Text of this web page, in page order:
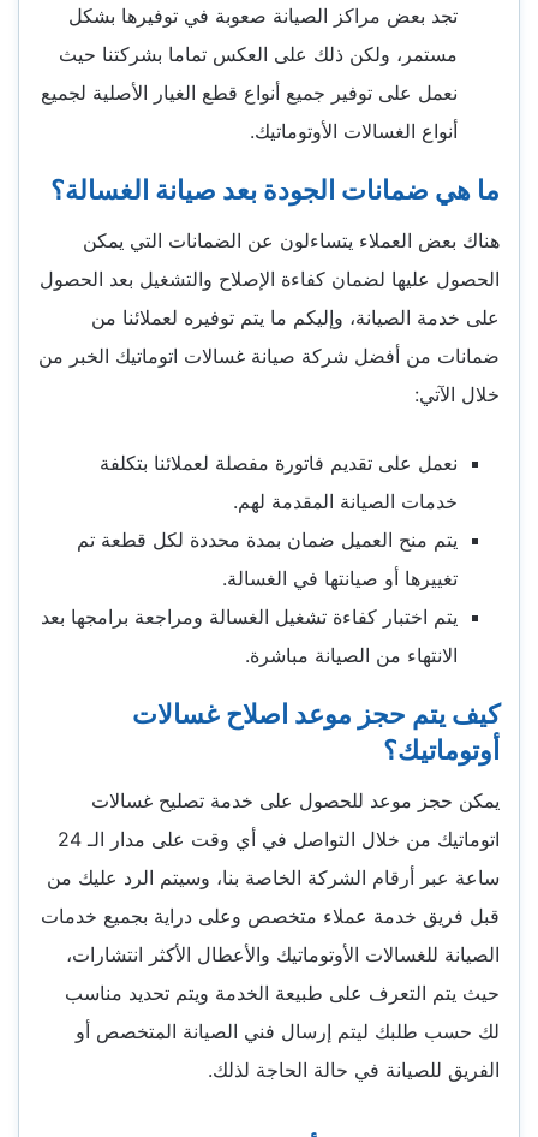
تجد بعض مراكز الصيانة صعوبة في توفيرها بشكل
مستمر، ولكن ذلك على العكس تماما بشركتنا حيث
نعمل على توفير جميع أنواع قطع الغيار الأصلية لجميع
أنواع الغسالات الأوتوماتيك.
ما هي ضمانات الجودة بعد صيانة الغسالة؟
هناك بعض العملاء يتساءلون عن الضمانات التي يمكن
الحصول عليها لضمان كفاءة الإصلاح والتشغيل بعد الحصول
على خدمة الصيانة، وإليكم ما يتم توفيره لعملائنا من
ضمانات من أفضل شركة صيانة غسالات اتوماتيك الخبر من
خلال الآتي:
نعمل على تقديم فاتورة مفصلة لعملائنا بتكلفة
خدمات الصيانة المقدمة لهم.
يتم منح العميل ضمان بمدة محددة لكل قطعة تم
تغييرها أو صيانتها في الغسالة.
يتم اختبار كفاءة تشغيل الغسالة ومراجعة برامجها بعد
الانتهاء من الصيانة مباشرة.
كيف يتم حجز موعد اصلاح غسالات
أوتوماتيك؟
يمكن حجز موعد للحصول على خدمة تصليح غسالات
اتوماتيك من خلال التواصل في أي وقت على مدار الـ 24
ساعة عبر أرقام الشركة الخاصة بنا، وسيتم الرد عليك من
قبل فريق خدمة عملاء متخصص وعلى دراية بجميع خدمات
الصيانة للغسالات الأوتوماتيك والأعطال الأكثر انتشارات،
حيث يتم التعرف على طبيعة الخدمة ويتم تحديد مناسب
لك حسب طلبك ليتم إرسال فني الصيانة المتخصص أو
الفريق للصيانة في حالة الحاجة لذلك.